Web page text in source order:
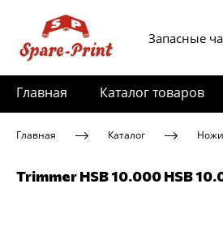
Запасные
Главная Каталог товаров
Главная Каталог Ножи
Trimmer HSB 10.000 HSB